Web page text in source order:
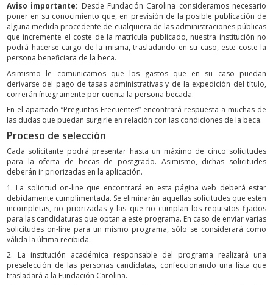
Aviso importante: Desde Fundación Carolina consideramos necesario
poner en su conocimiento que, en previsión de la posible publicación de
alguna medida procedente de cualquiera de las administraciones públicas
que incremente el coste de la matrícula publicado, nuestra institución no
podrá hacerse cargo de la misma, trasladando en su caso, este coste la
persona beneficiara de la beca.
Asimismo le comunicamos que los gastos que en su caso puedan
derivarse del pago de tasas administrativas y de la expedición del título,
correrán íntegramente por cuenta la persona becada.
En el apartado “Preguntas Frecuentes” encontrará respuesta a muchas de
las dudas que puedan surgirle en relación con las condiciones de la beca.
Proceso de selección
Cada solicitante podrá presentar hasta un máximo de cinco solicitudes
para la oferta de becas de postgrado. Asimismo, dichas solicitudes
deberán ir priorizadas en la aplicación.
1. La solicitud on-line que encontrará en esta página web deberá estar
debidamente cumplimentada. Se eliminarán aquellas solicitudes que estén
incompletas, no priorizadas y las que no cumplan los requisitos fijados
para las candidaturas que optan a este programa. En caso de enviar varias
solicitudes on-line para un mismo programa, sólo se considerará como
válida la última recibida.
2. La institución académica responsable del programa realizará una
preselección de las personas candidatas, confeccionando una lista que
trasladará a la Fundación Carolina.